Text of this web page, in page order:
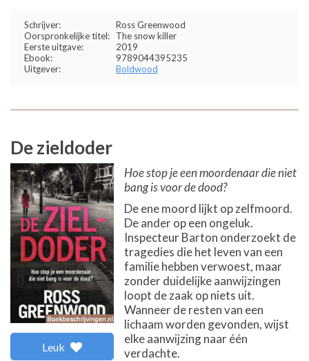
Schrijver:
Ross Greenwood
Oorspronkelijke titel:
The snow killer
Eerste uitgave:
2019
Ebook:
9789044395235
Uitgever:
Boldwood
De zieldoder
Leuk
Hoe stop je een moordenaar die niet
bang is voor de dood?
De ene moord lijkt op zelfmoord.
De ander op een ongeluk.
Inspecteur Barton onderzoekt de
tragedies die het leven van een
familie hebben verwoest, maar
zonder duidelijke aanwijzingen
loopt de zaak op niets uit.
Wanneer de resten van een
lichaam worden gevonden, wijst
elke aanwijzing naar één
verdachte.